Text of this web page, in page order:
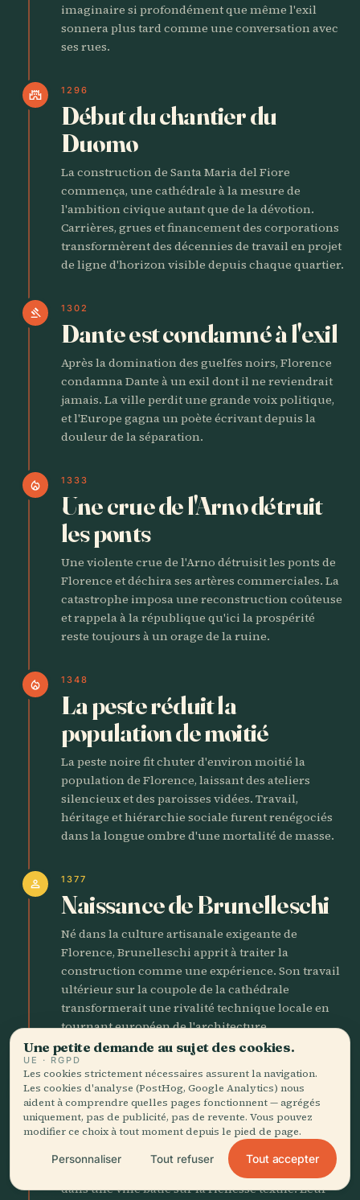
imaginaire si profondément que même l'exil
sonnera plus tard comme une conversation avec
ses rues.
castle 1296
Début du chantier du
Duomo
La construction de Santa Maria del Fiore
commença, une cathédrale à la mesure de
l'ambition civique autant que de la dévotion.
Carrières, grues et financement des corporations
transformèrent des décennies de travail en projet
de ligne d'horizon visible depuis chaque quartier.
gavel 1302
Dante est condamné à l'exil
Après la domination des guelfes noirs, Florence
condamna Dante à un exil dont il ne reviendrait
jamais. La ville perdit une grande voix politique,
et l'Europe gagna un poète écrivant depuis la
douleur de la séparation.
local_fire_department 1333
Une crue de l'Arno détruit
les ponts
Une violente crue de l'Arno détruisit les ponts de
Florence et déchira ses artères commerciales. La
catastrophe imposa une reconstruction coûteuse
et rappela à la république qu'ici la prospérité
reste toujours à un orage de la ruine.
local_fire_department 1348
La peste réduit la
population de moitié
La peste noire fit chuter d'environ moitié la
population de Florence, laissant des ateliers
silencieux et des paroisses vidées. Travail,
héritage et hiérarchie sociale furent renégociés
dans la longue ombre d'une mortalité de masse.
person 1377
Naissance de Brunelleschi
Né dans la culture artisanale exigeante de
Florence, Brunelleschi apprit à traiter la
construction comme une expérience. Son travail
ultérieur sur la coupole de la cathédrale
transformerait une rivalité technique locale en
tournant européen de l'architecture.
swords 1378
La révolte des Ciompi
ébranle la république
Les Ciompi, ouvriers de la laine sous-représentés,
s'emparèrent brièvement d'un espace politique
dans une ville bâtie sur la richesse textile. Leur
Une petite demande au sujet des cookies.
UE · RGPD
Les cookies strictement nécessaires assurent la navigation.
Les cookies d'analyse (PostHog, Google Analytics) nous
aident à comprendre quelles pages fonctionnent — agrégés
uniquement, pas de publicité, pas de revente. Vous pouvez
modifier ce choix à tout moment depuis le pied de page.
Personnaliser Tout refuser Tout accepter